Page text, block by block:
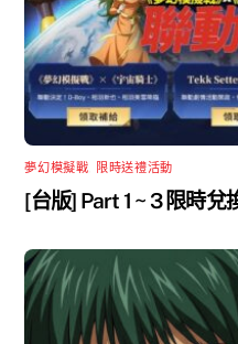
夢幻模擬戰 限時送禮活動
[台版] Part 1 ~ 3 限時兌